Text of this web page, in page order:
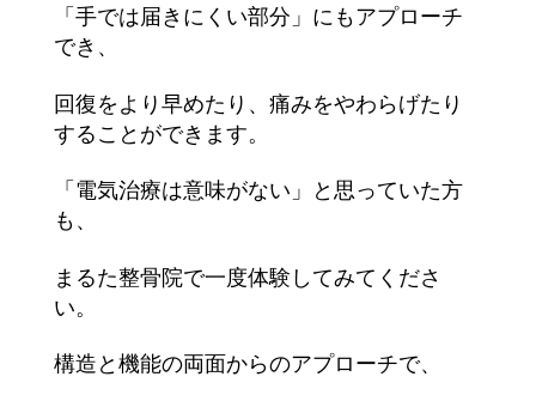
「手では届きにくい部分」にもアプローチ
でき、
回復をより早めたり、痛みをやわらげたり
することができます。
「電気治療は意味がない」と思っていた方
も、
まるた整骨院で一度体験してみてくださ
い。
構造と機能の両面からのアプローチで、